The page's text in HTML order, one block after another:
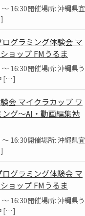
16:30開催場所: 沖縄県宜
グラミング体験会 マ
ョップ FMうるま
16:30開催場所: 沖縄県う
[…]
会 マイクラカップ ワ
グ～AI・動画編集勉
16:30開催場所: 沖縄県宜
グラミング体験会 マ
ョップ FMうるま
16:30開催場所: 沖縄県う
[…]